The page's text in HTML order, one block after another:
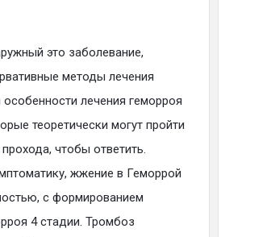
это заболевание,
методы лечения
лечения геморроя
теоретически могут пройти
чтобы ответить.
жжение в Геморрой
с формированием
4 стадии. Тромбоз